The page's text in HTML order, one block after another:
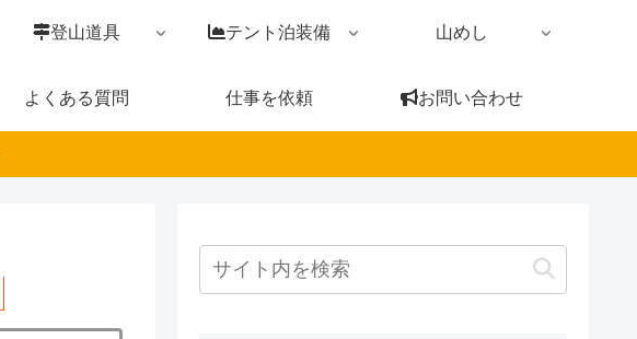
登山道具 テント泊装備 山めし
よくある質問 仕事を依頼 お問い合わせ